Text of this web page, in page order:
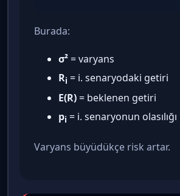
Burada:
σ²= varyans
Ri = i. senaryodaki getiri
E(R)= beklenen getiri
pi = i. senaryonun olasılığı
Varyans büyüdükçe risk artar.